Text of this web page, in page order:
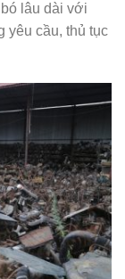
lâu dài với
yêu cầu, thủ tục